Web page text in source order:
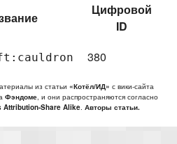
Цифровой
ID
380
из статьи «Котёл/ИД» с вики-сайта
Фэндоме, и они распространяются согласно
Attribution-Share Alike. Авторы статьи.